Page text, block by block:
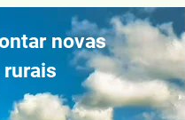
novas